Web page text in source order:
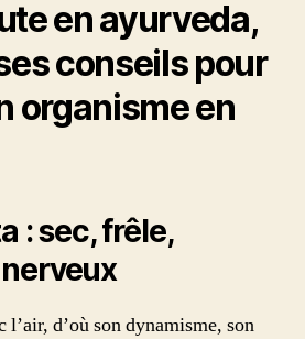
en ayurveda,
conseils pour
organisme en
: sec, frêle,
l’air, d’où son dynamisme, son